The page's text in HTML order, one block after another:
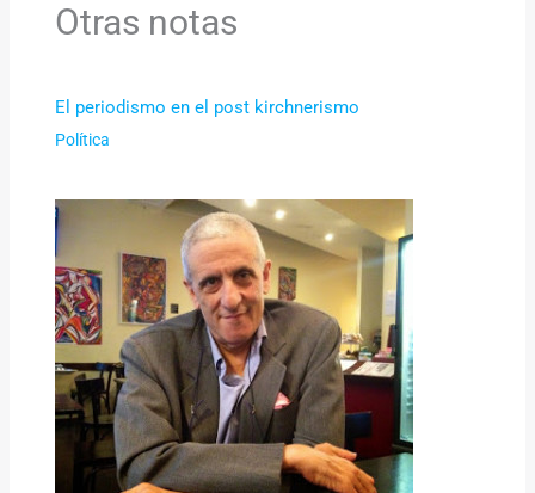
Otras notas
El periodismo en el post kirchnerismo
Política